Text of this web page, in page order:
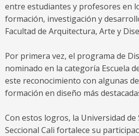
entre estudiantes y profesores en
formación, investigación y
Facultad de Arquitectura, Arte y
Por primera vez, el programa de
nominado en la categoría Escuela
este reconocimiento con algunas
formación en diseño más
Con estos logros, la Universidad
Seccional Cali fortalece su